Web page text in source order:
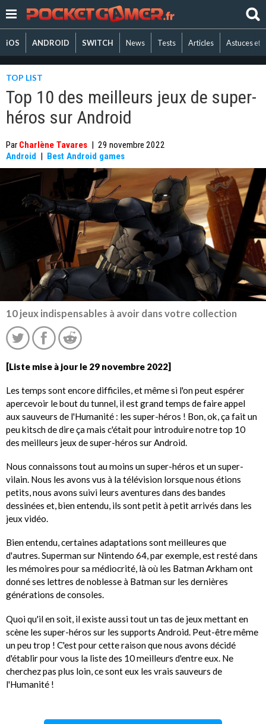
iOS ANDROID SWITCH News Tests Articles Astuces et
TOP LIST
Top 10 des meilleurs jeux de super-
héros sur Android
Par Charlène Tavares | 29 novembre 2022
Android | Best Android games
10 jeux indispensables à avoir dans votre collection
[Liste mise à jour le 29 novembre 2022]
Les temps sont encore difficiles, et même si l'on peut espérer
apercevoir le bout du tunnel, il est grand temps de faire appel
aux sauveurs de l'Humanité : les super-héros ! Bon, ok, ça fait un
peu kitsch de dire ça mais c'était pour introduire notre top 10
des meilleurs jeux de super-héros sur Android.
Nous connaissons tout au moins un super-héros et un super-
vilain. Nous les avons vus à la télévision lorsque nous étions
petits, nous avons suivi leurs aventures dans des bandes
dessinées et, bien entendu, ils sont petit à petit arrivés dans les
jeux vidéo.
Bien entendu, certaines adaptations sont meilleures que
d'autres. Superman sur Nintendo 64, par exemple, est resté dans
les mémoires pour sa médiocrité, là où les Batman Arkham ont
donné ses lettres de noblesse à Batman sur les dernières
générations de consoles.
Quoi qu'il en soit, il existe aussi tout un tas de jeux mettant en
scène les super-héros sur les supports Android. Peut-être même
un peu trop ! C'est pour cette raison que nous avons décidé
d'établir pour vous la liste des 10 meilleurs d'entre eux. Ne
cherchez pas plus loin, ce sont eux les vrais sauveurs de
l'Humanité !